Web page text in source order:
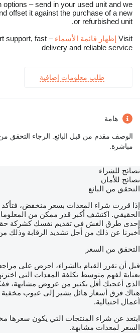
options – send in your used unit and we
offset it against the purchase of a new
or refurbished unit.
Visit إظهار قائمة الأسماء
support, fast
delivery and reliable service
طلب معلومات إضافية
هامة
الوصف مقدم من قبل البائع. الرجاء التحقق من
مباشرة.
نصائح للشراء
نصائح للأمان
التحقق من البائع
إذا قررت شراء المعدات بسعر منخفض، فتأكد
الحقيقي. اكتشف أكبر قدر ممكن من
إحدى طرق الغش في تقديم نفسك كشركة
أخبرنا عن ذلك من أجل تشديد الرقابة وذلك
التحقق من السعر
قبل أن تقرر القيام بالشراء، احرص على
بعناية لفهم متوسط تكلفة المعدات التي
الذي أعجبك أقل بكثير من عروض مشابهة،
هناك فرق أسعار هائل يشير إلى عيوب مخفية
أعمال احتيالية.
ابتعد عن شراء المنتجات التي يكون
السعر لمعدات مشابهة.